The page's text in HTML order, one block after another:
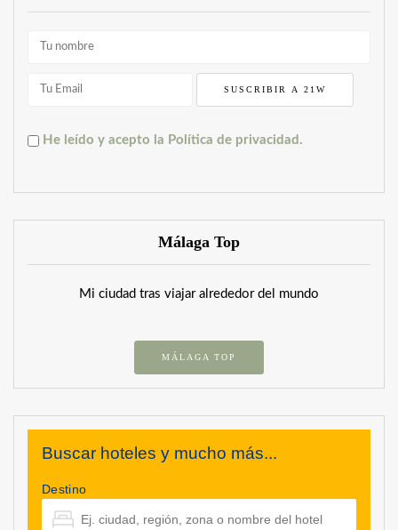
He leído y acepto la Política de privacidad.
Málaga Top
Mi ciudad tras viajar alrededor del mundo
MÁLAGA TOP
Buscar hoteles y mucho más...
Destino